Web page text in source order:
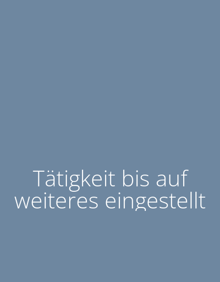
Tätigkeit bis auf
weiteres eingestellt